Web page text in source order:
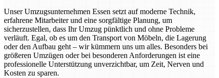
Unser Umzugsunternehmen Essen setzt auf moderne Technik,
erfahrene Mitarbeiter und eine sorgfältige Planung, um
sicherzustellen, dass Ihr Umzug pünktlich und ohne Probleme
verläuft. Egal, ob es um den Transport von Möbeln, die Lagerung
oder den Aufbau geht – wir kümmern uns um alles. Besonders bei
größeren Umzügen oder bei besonderen Anforderungen ist eine
professionelle Unterstützung unverzichtbar, um Zeit, Nerven und
Kosten zu sparen.